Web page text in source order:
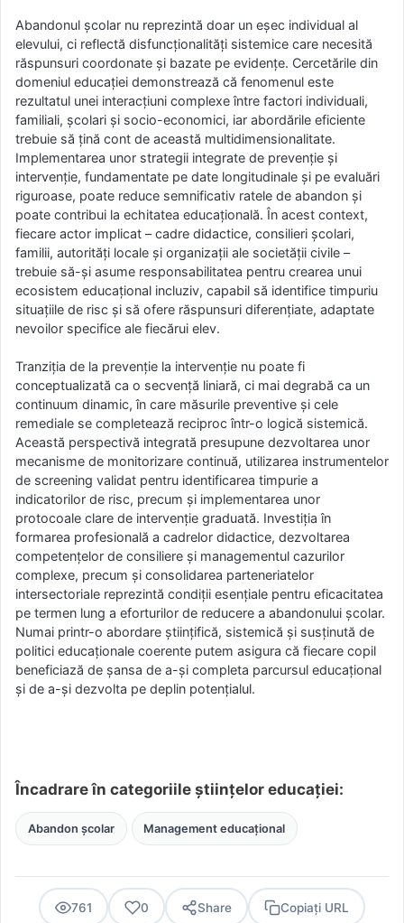
Abandonul școlar nu reprezintă doar un eșec individual al
elevului, ci reflectă disfuncționalități sistemice care necesită
răspunsuri coordonate și bazate pe evidențe. Cercetările din
domeniul educației demonstrează că fenomenul este
rezultatul unei interacțiuni complexe între factori individuali,
familiali, școlari și socio-economici, iar abordările eficiente
trebuie să țină cont de această multidimensionalitate.
Implementarea unor strategii integrate de prevenție și
intervenție, fundamentate pe date longitudinale și pe evaluări
riguroase, poate reduce semnificativ ratele de abandon și
poate contribui la echitatea educațională. În acest context,
fiecare actor implicat – cadre didactice, consilieri școlari,
familii, autorități locale și organizații ale societății civile –
trebuie să-și asume responsabilitatea pentru crearea unui
ecosistem educațional incluziv, capabil să identifice timpuriu
situațiile de risc și să ofere răspunsuri diferențiate, adaptate
nevoilor specifice ale fiecărui elev.
Tranziția de la prevenție la intervenție nu poate fi
conceptualizată ca o secvență liniară, ci mai degrabă ca un
continuum dinamic, în care măsurile preventive și cele
remediale se completează reciproc într-o logică sistemică.
Această perspectivă integrată presupune dezvoltarea unor
mecanisme de monitorizare continuă, utilizarea instrumentelor
de screening validat pentru identificarea timpurie a
indicatorilor de risc, precum și implementarea unor
protocoale clare de intervenție graduată. Investiția în
formarea profesională a cadrelor didactice, dezvoltarea
competențelor de consiliere și managementul cazurilor
complexe, precum și consolidarea parteneriatelor
intersectoriale reprezintă condiții esențiale pentru eficacitatea
pe termen lung a eforturilor de reducere a abandonului școlar.
Numai printr-o abordare științifică, sistemică și susținută de
politici educaționale coerente putem asigura că fiecare copil
beneficiază de șansa de a-și completa parcursul educațional
și de a-și dezvolta pe deplin potențialul.
Încadrare în categoriile științelor educației:
Abandon școlar Management educațional
761 0 Share Copiați URL